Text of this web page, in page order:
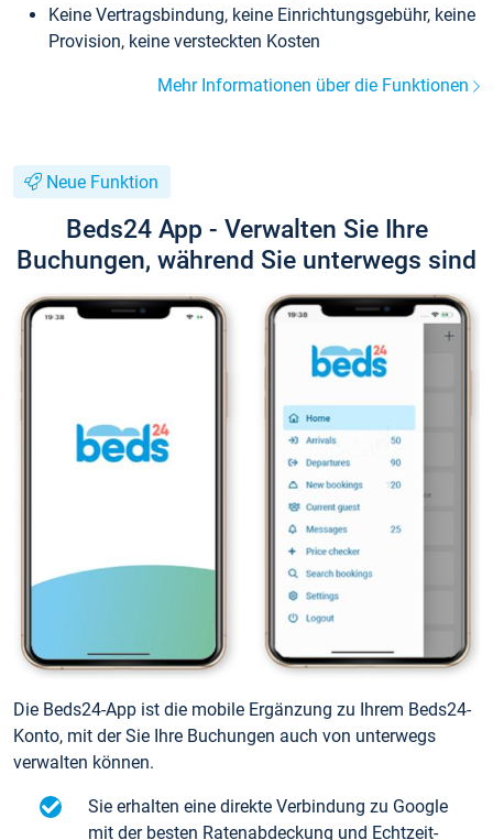
Keine Vertragsbindung, keine Einrichtungsgebühr, keine
Provision, keine versteckten Kosten
Mehr Informationen über die Funktionen
Neue Funktion
Beds24 App - Verwalten Sie Ihre
Buchungen, während Sie unterwegs sind
Die Beds24-App ist die mobile Ergänzung zu Ihrem Beds24-
Konto, mit der Sie Ihre Buchungen auch von unterwegs
verwalten können.
Sie erhalten eine direkte Verbindung zu Google
mit der besten Ratenabdeckung und Echtzeit-